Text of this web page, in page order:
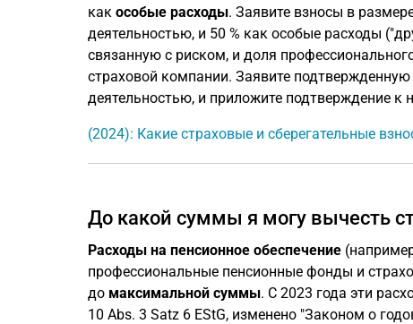
как особые расходы. Заявите взносы в
деятельностью, и 50 % как особые расходы
связанную с риском, и доля
страховой компании. Заявите
деятельностью, и приложите подтверждение к
(2024): Какие страховые и сберегательные
До какой суммы я могу вычесть
Расходы на пенсионное обеспечение
профессиональные пенсионные фонды и
до максимальной суммы. С 2023 года эти
10 Abs. 3 Satz 6 EStG, изменено "Законом о